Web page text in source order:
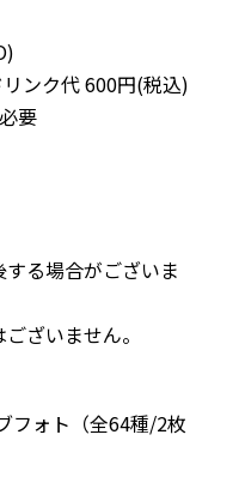
ンク代 600円(税込)
要
る場合がございま
ざいません。
フォト（全64種/2枚